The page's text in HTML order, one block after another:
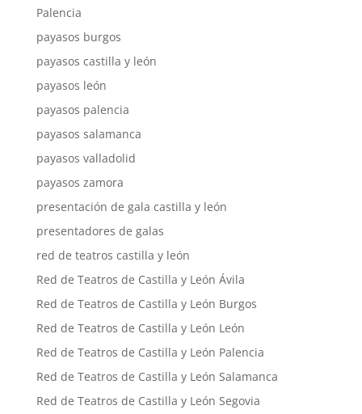
Palencia
payasos burgos
payasos castilla y león
payasos león
payasos palencia
payasos salamanca
payasos valladolid
payasos zamora
presentación de gala castilla y león
presentadores de galas
red de teatros castilla y león
Red de Teatros de Castilla y León Ávila
Red de Teatros de Castilla y León Burgos
Red de Teatros de Castilla y León León
Red de Teatros de Castilla y León Palencia
Red de Teatros de Castilla y León Salamanca
Red de Teatros de Castilla y León Segovia